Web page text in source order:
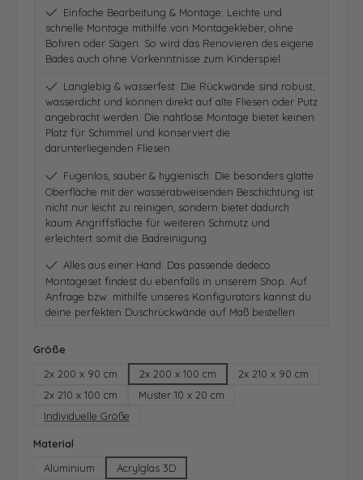
Einfache Bearbeitung & Montage: Leichte und
schnelle Montage mithilfe von Montagekleber, ohne
Bohren oder Sägen. So wird das Renovieren des eigene
Bades auch ohne Vorkenntnisse zum Kinderspiel.
Langlebig & wasserfest: Die Rückwände sind robust,
wasserdicht und können direkt auf alte Fliesen oder Putz
angebracht werden. Die nahtlose Montage bietet keinen
Platz für Schimmel und konserviert die
darunterliegenden Fliesen
Fugenlos, sauber & hygienisch: Die besonders glatte
Oberfläche mit der wasserabweisenden Beschichtung ist
nicht nur leicht zu reinigen, sondern bietet dadurch
kaum Angriffsfläche für weiteren Schmutz und
erleichtert somit die Badreinigung
Alles aus einer Hand: Das passende dedeco
Montageset findest du ebenfalls in unserem Shop. Auf
Anfrage bzw. mithilfe unseres Konfigurators kannst du
deine perfekten Duschrückwände auf Maß bestellen
Größe
2x 200 x 90 cm
2x 200 x 100 cm
2x 210 x 90 cm
2x 210 x 100 cm
Muster 10 x 20 cm
Individuelle Größe
Material
Aluminium
Acrylglas 3D